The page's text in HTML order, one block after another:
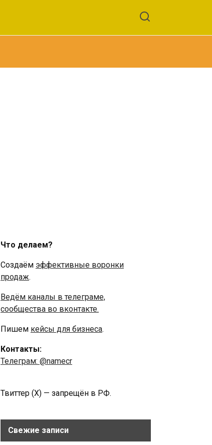
Что делаем?
Создаём эффективные воронки
продаж.
Ведём каналы в телеграме,
сообщества во вконтакте.
Пишем кейсы для бизнеса.
Контакты:
Телеграм: @namecr
Твиттер (Х) — запрещён в РФ.
Свежие записи